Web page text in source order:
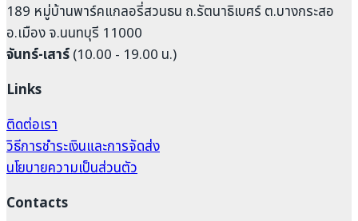
189 หมู่บ้านพาร์คแกลอรี่สวนธน ถ.รัตนาธิเบศร์ ต.บางกระสอ
อ.เมือง จ.นนทบุรี 11000
จันทร์-เสาร์(10.00 - 19.00 น.)
Links
ติดต่อเรา
วิธีการชำระเงินและการจัดส่ง
นโยบายความเป็นส่วนตัว
Contacts